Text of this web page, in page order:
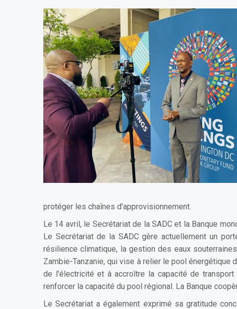
protéger les chaînes d'approvisionnement.
Le 14 avril, le Secrétariat de la SADC et la Banque
Le Secrétariat de la SADC gère actuellement un
résilience climatique, la gestion des eaux
Zambie-Tanzanie, qui vise à relier le pool énergétique
de l'électricité et à accroître la capacité de
renforcer la capacité du pool régional. La Banque
Le Secrétariat a également exprimé sa gratitude